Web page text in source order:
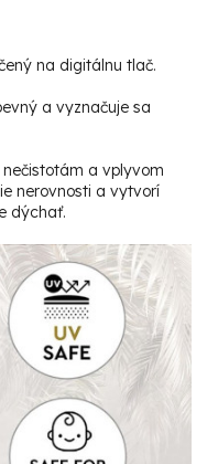
na digitálnu tlač.
a vyznačuje sa
a vplyvom
nerovnosti a vytvorí
dýchať.